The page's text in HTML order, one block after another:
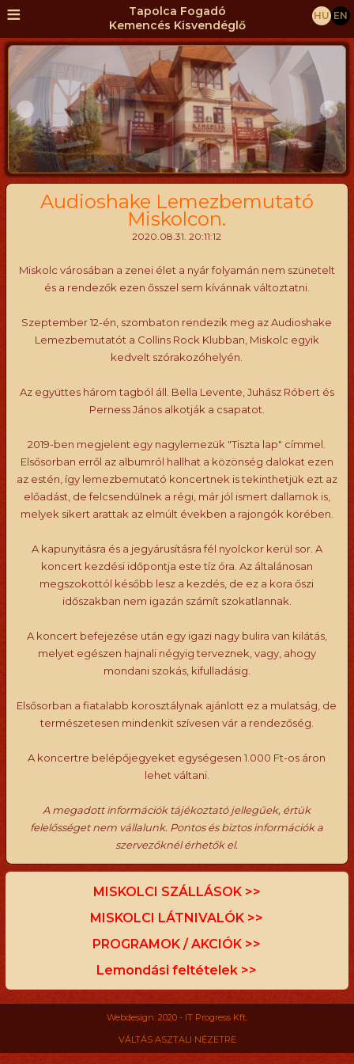
Tapolca Fogadó
Kemencés Kisvendéglő
≡ HU EN
Audioshake Lemezbemutató
Miskolcon.
2020.08.31. 20:11:12
Miskolc városában a zenei élet a nyár folyamán nem szünetelt
és a rendezők ezen ősszel sem kívánnak változtatni.
Szeptember 12-én, szombaton rendezik meg az Audioshake
Lemezbemutatót a Collins Rock Klubban, Miskolc egyik
kedvelt szórakozóhelyén.
Az együttes három tagból áll. Bella Levente, Juhász Róbert és
Perness János alkotják a csapatot.
2019-ben megjelent egy nagylemezük "Tiszta lap" címmel.
Elsősorban erről az albumról hallhat a közönség dalokat ezen
az estén, így lemezbemutató koncertnek is tekinthetjük ezt az
előadást, de felcsendülnek a régi, már jól ismert dallamok is,
melyek sikert arattak az elmúlt években a rajongók körében.
A kapunyitásra és a jegyárusításra fél nyolckor kerül sor. A
koncert kezdési időpontja este tíz óra. Az általánosan
megszokottól később lesz a kezdés, de ez a kora őszi
időszakban nem igazán számít szokatlannak.
A koncert befejezése után egy igazi nagy bulira van kilátás,
melyet egészen hajnali négyig terveznek, vagy, ahogy
mondani szokás, kifulladásig.
Elsősorban a fiatalabb korosztálynak ajánlott ez a mulatság, de
természetesen mindenkit szívesen vár a rendezőség.
A koncertre belépőjegyeket egységesen 1.000 Ft-os áron
lehet váltani.
A megadott információk tájékoztató jellegűek, értük
felelősséget nem vállalunk. Pontos és biztos információk a
szervezőknél érhetők el.
MISKOLCI SZÁLLÁSOK >>
MISKOLCI LÁTNIVALÓK >>
PROGRAMOK / AKCIÓK >>
Lemondási feltételek >>
Webdesign: 2020 - IT Progress Kft.
VÁLTÁS ASZTALI NÉZETRE